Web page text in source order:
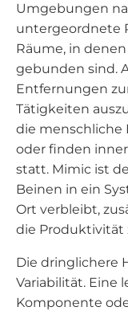
Umgebungen
untergeordnete
Räume, in
gebunden sind.
Entfernungen
Tätigkeiten
die menschliche
oder finden
statt. Mimic ist
Beinen in ein
Ort verbleibt,
die Produktivität
Die dringlichere
Variabilität. Eine
Komponente